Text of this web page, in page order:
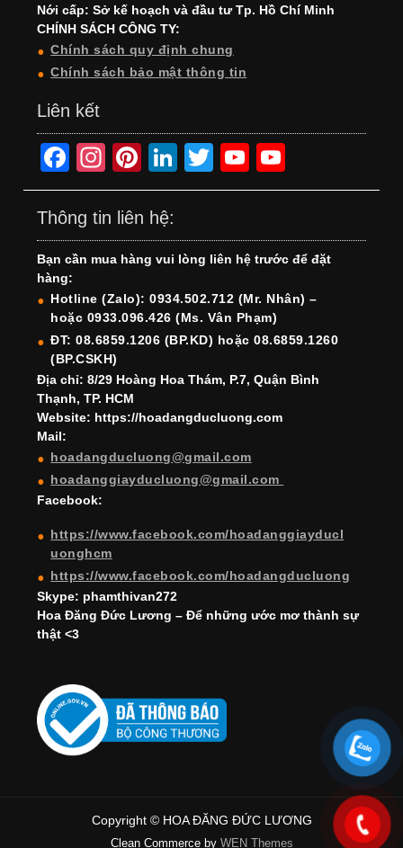
Nới cấp: Sở kế hoạch và đầu tư Tp. Hồ Chí Minh
CHÍNH SÁCH CÔNG TY:
Chính sách quy định chung
Chính sách bảo mật thông tin
Liên kết
F
a
c
e
b
o
o
k
In
st
a
gr
a
m
Pi
nt
er
e
st
Li
n
e
dI
n
T
wi
er
Y
o
T
u
b
e
o
T
u
b
e
h
Thông tin liên hệ:
Bạn cần mua hàng vui lòng liên hệ trước để đặt
hàng:
Hotline (Zalo): 0934.502.712 (Mr. Nhân) –
hoặc 0933.096.426 (Ms. Vân Phạm)
ĐT: 08.6859.1206 (BP.KD) hoặc 08.6859.1260
(BP.CSKH)
Địa chỉ: 8/29 Hoàng Hoa Thám, P.7, Quận Bình
Thạnh, TP. HCM
Website: https://hoadangducluong.com
Mail:
hoadangducluong@gmail.com
hoadanggiayducluong@gmail.com
Facebook:
https://www.facebook.com/hoadanggiayducl
uonghcm
https://www.facebook.com/hoadangducluong
Skype: phamthivan272
Hoa Đăng Đức Lương – Để những ước mơ thành sự
thật <3
Copyright © HOA ĐĂNG ĐỨC LƯƠNG
Clean Commerce by WEN Themes